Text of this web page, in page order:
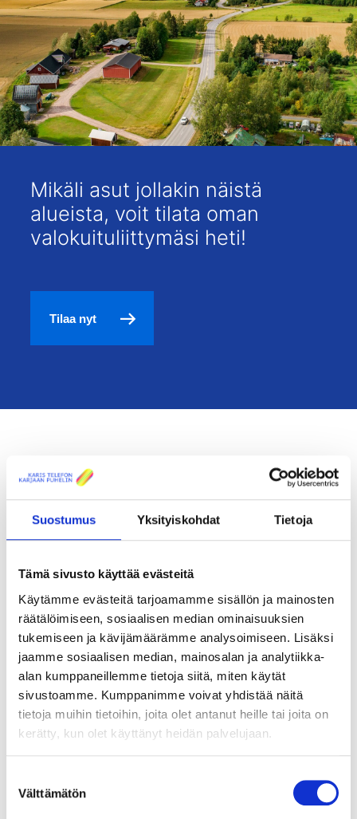
Suostumus Yksityiskohdat Tietoja
Tämä sivusto käyttää evästeitä
Käytämme evästeitä tarjoamamme sisällön ja mainosten
räätälöimiseen, sosiaalisen median ominaisuuksien
tukemiseen ja kävijämäärämme analysoimiseen. Lisäksi
jaamme sosiaalisen median, mainosalan ja analytiikka-
alan kumppaneillemme tietoja siitä, miten käytät
sivustoamme. Kumppanimme voivat yhdistää näitä
tietoja muihin tietoihin, joita olet antanut heille tai joita on
kerätty, kun olet käyttänyt heidän palvelujaan.
valinta
Välttämätön
Mikäli asut jollakin näistä
alueista, voit tilata oman
valokuituliittymäsi heti!
Tilaa nyt
Oletko kiinnostunut luotettavasta,
kiinteästä verkosta?
Tavoitteenamme onkartoittaa siuntiolaisten kiinnostusta ja
vuosille.Kuulemme mielellämme alueista, joiden asukkaat
olisivat kiinnostuneista nykyaikaisista ja luotettavista kiinteän
verkon palveluista.
Valitsemme valokuituverkon kohdealueet pääasiassa
asukkaiden ja kiinteistönomistajien kiinnostuksen
perusteella, joten ilmoitathan meille kiinnostuksestasi liittyä
nopeaan valokuituverkkoon!
Ilmoita kiinnostuksesi!